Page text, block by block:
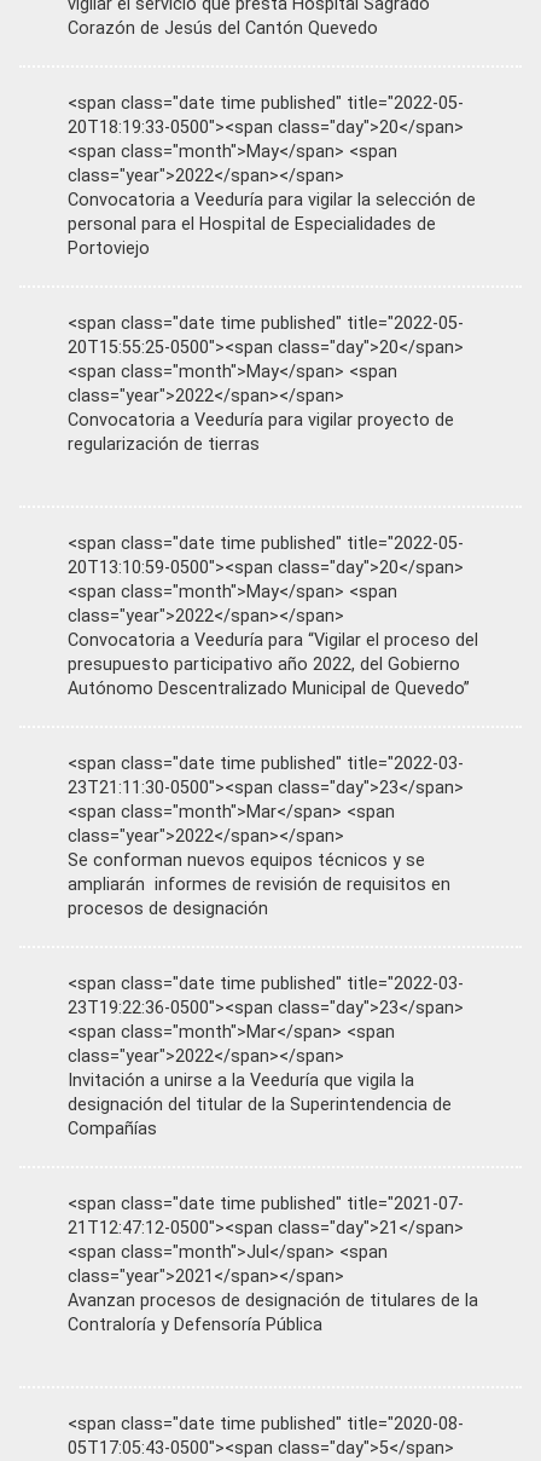
vigilar el servicio que presta Hospital Sagrado
Corazón de Jesús del Cantón Quevedo
<span class="date time published" title="2022-05-
20T18:19:33-0500"><span class="day">20</span>
<span class="month">May</span> <span
class="year">2022</span></span>
Convocatoria a Veeduría para vigilar la selección de
personal para el Hospital de Especialidades de
Portoviejo
<span class="date time published" title="2022-05-
20T15:55:25-0500"><span class="day">20</span>
<span class="month">May</span> <span
class="year">2022</span></span>
Convocatoria a Veeduría para vigilar proyecto de
regularización de tierras
<span class="date time published" title="2022-05-
20T13:10:59-0500"><span class="day">20</span>
<span class="month">May</span> <span
class="year">2022</span></span>
Convocatoria a Veeduría para “Vigilar el proceso del
presupuesto participativo año 2022, del Gobierno
Autónomo Descentralizado Municipal de Quevedo”
<span class="date time published" title="2022-03-
23T21:11:30-0500"><span class="day">23</span>
<span class="month">Mar</span> <span
class="year">2022</span></span>
Se conforman nuevos equipos técnicos y se
ampliarán informes de revisión de requisitos en
procesos de designación
<span class="date time published" title="2022-03-
23T19:22:36-0500"><span class="day">23</span>
<span class="month">Mar</span> <span
class="year">2022</span></span>
Invitación a unirse a la Veeduría que vigila la
designación del titular de la Superintendencia de
Compañías
<span class="date time published" title="2021-07-
21T12:47:12-0500"><span class="day">21</span>
<span class="month">Jul</span> <span
class="year">2021</span></span>
Avanzan procesos de designación de titulares de la
Contraloría y Defensoría Pública
<span class="date time published" title="2020-08-
05T17:05:43-0500"><span class="day">5</span>